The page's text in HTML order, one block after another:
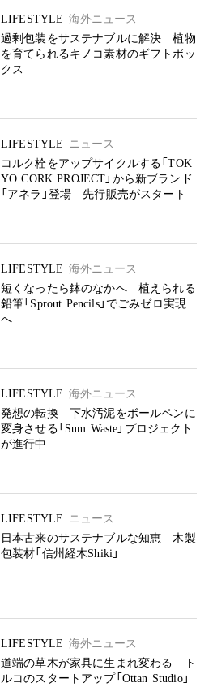
LIFESTYLE 海外ニュース
過剰包装をサステナブルに解決 植物
を育てられるキノコ素材のギフトボッ
クス
LIFESTYLE ニュース
コルク栓をアップサイクルする「TOK
YO CORK PROJECT」から新ブランド
「アネラ」登場 先行販売がスタート
LIFESTYLE 海外ニュース
短くなったら鉢のなかへ 植えられる
鉛筆「Sprout Pencils」でごみゼロ実現
へ
LIFESTYLE 海外ニュース
発想の転換 下水汚泥をボールペンに
変身させる「Sum Waste」プロジェクト
が進行中
LIFESTYLE ニュース
日本古来のサステナブルな知恵 木製
包装材「信州経木Shiki」
LIFESTYLE 海外ニュース
道端の草木が家具に生まれ変わる ト
ルコのスタートアップ「Ottan Studio」